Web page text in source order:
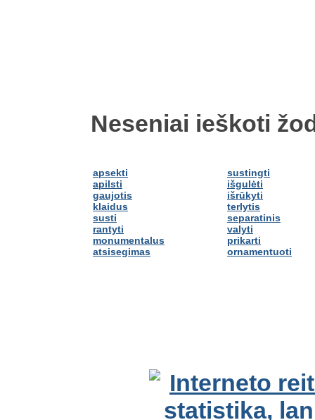
Neseniai ieškoti
apsekti
apilsti
gaujotis
klaidus
susti
rantyti
monumentalus
atsisegimas
sustingti
išgulėti
išrūkyti
terlytis
separatinis
valyti
prikarti
ornamentuoti